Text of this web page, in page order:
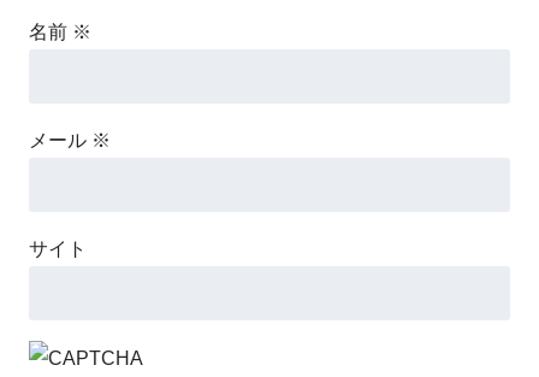
名前 ※
メール ※
サイト